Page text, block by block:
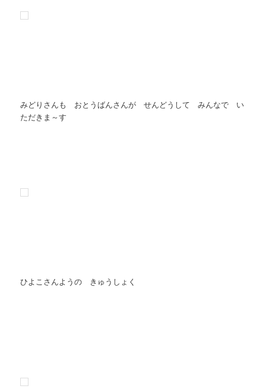
みどりさんも おとうばんさんが せんどうして みんなで い
ただきま～す
ひよこさんようの きゅうしょく